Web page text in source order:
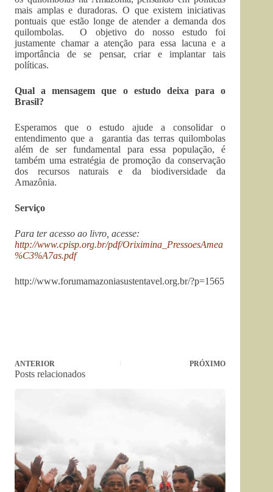
mais amplas e duradoras. O que existem iniciativas
pontuais que estão longe de atender a demanda dos
quilombolas. O objetivo do nosso estudo foi
justamente chamar a atenção para essa lacuna e a
importância de se pensar, criar e implantar tais
políticas.
Qual a mensagem que o estudo deixa para o
Brasil?
Esperamos que o estudo ajude a consolidar o
entendimento que a garantia das terras quilombolas
além de ser fundamental para essa população, é
também uma estratégia de promoção da conservação
dos recursos naturais e da biodiversidade da
Amazônia.
Serviço
Para ter acesso ao livro, acesse:
http://www.cpisp.org.br/pdf/Oriximina_PressoesAmea
%C3%A7as.pdf
http://www.forumamazoniasustentavel.org.br/?p=1565
ANTERIOR PRÓXIMO
Posts relacionados